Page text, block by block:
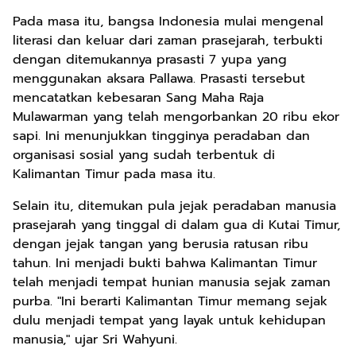
Pada masa itu, bangsa Indonesia mulai mengenal
literasi dan keluar dari zaman prasejarah, terbukti
dengan ditemukannya prasasti 7 yupa yang
menggunakan aksara Pallawa. Prasasti tersebut
mencatatkan kebesaran Sang Maha Raja
Mulawarman yang telah mengorbankan 20 ribu ekor
sapi. Ini menunjukkan tingginya peradaban dan
organisasi sosial yang sudah terbentuk di
Kalimantan Timur pada masa itu.
Selain itu, ditemukan pula jejak peradaban manusia
prasejarah yang tinggal di dalam gua di Kutai Timur,
dengan jejak tangan yang berusia ratusan ribu
tahun. Ini menjadi bukti bahwa Kalimantan Timur
telah menjadi tempat hunian manusia sejak zaman
purba. "Ini berarti Kalimantan Timur memang sejak
dulu menjadi tempat yang layak untuk kehidupan
manusia," ujar Sri Wahyuni.